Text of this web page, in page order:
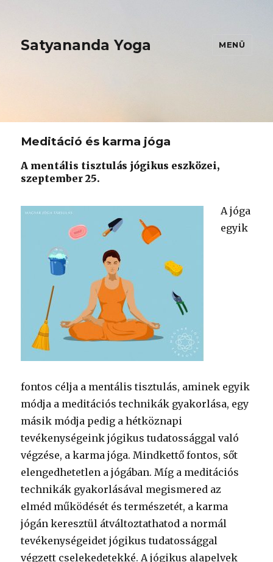
Satyananda Yoga MENÜ
Meditáció és karma jóga
A mentális tisztulás jógikus eszközei,
szeptember 25.
A jóga
egyik
fontos célja a mentális tisztulás, aminek egyik
módja a meditációs technikák gyakorlása, egy
másik módja pedig a hétköznapi
tevékenységeink jógikus tudatossággal való
végzése, a karma jóga. Mindkettő fontos, sőt
elengedhetetlen a jógában. Míg a meditációs
technikák gyakorlásával megismered az
elméd működését és természetét, a karma
jógán keresztül átváltoztathatod a normál
tevékenységeidet jógikus tudatossággal
végzett cselekedetekké. A jógikus alapelvek